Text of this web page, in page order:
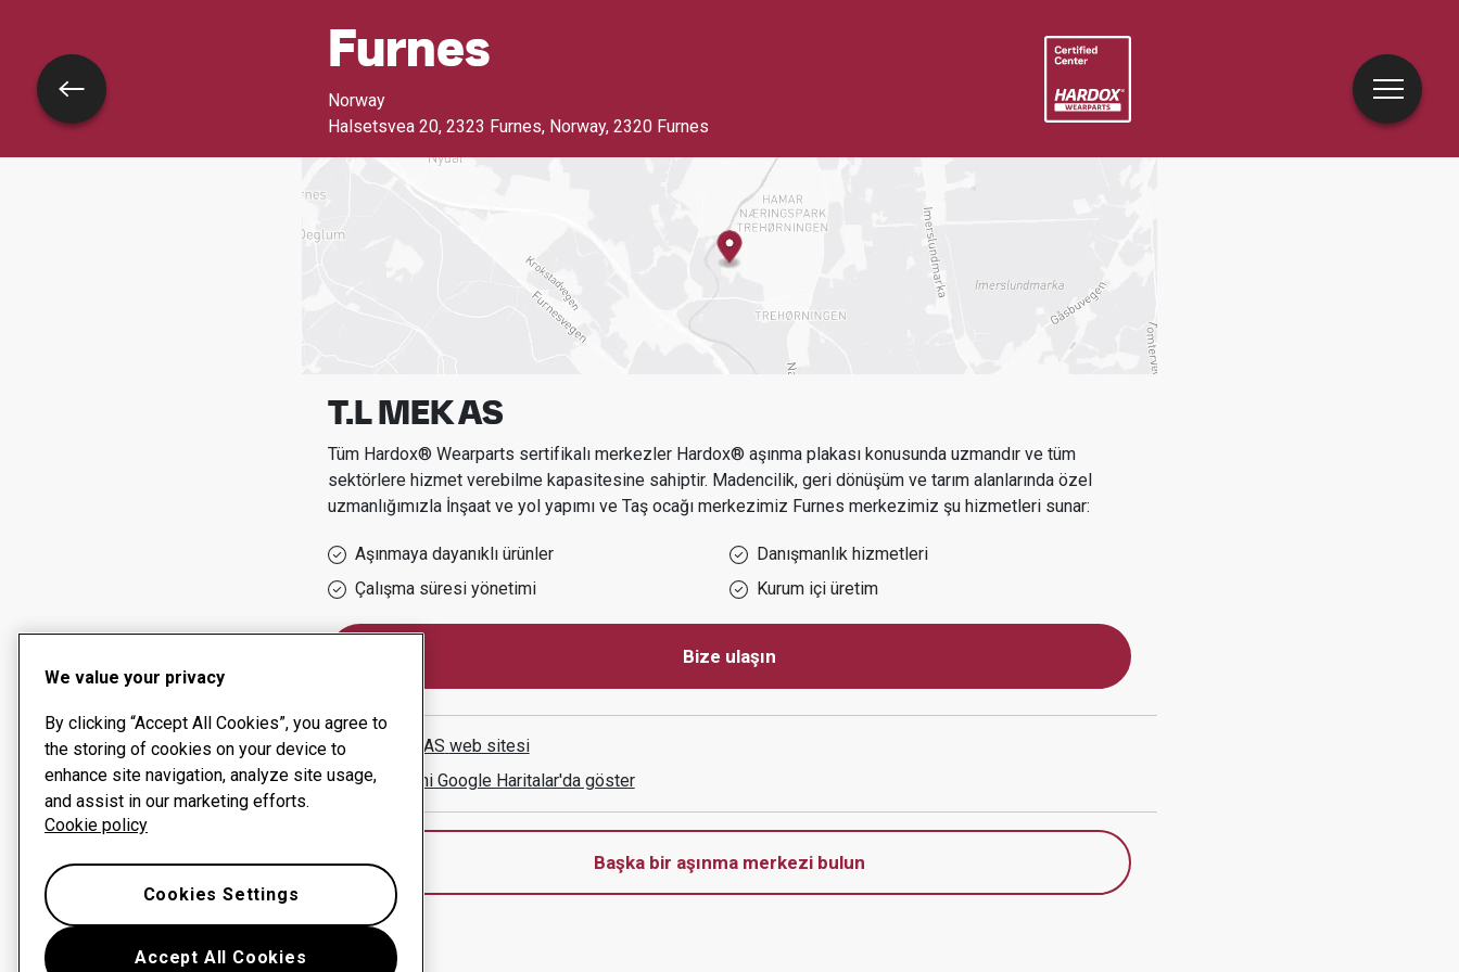
Furnes
Norway
Halsetsvea 20, 2323 Furnes, Norway, 2320 Furnes
T.L MEK AS
Tüm Hardox® Wearparts sertifikalı merkezler Hardox® aşınma plakası konusunda uzmandır ve tüm
sektörlere hizmet verebilme kapasitesine sahiptir. Madencilik, geri dönüşüm ve tarım alanlarında özel
uzmanlığımızla İnşaat ve yol yapımı ve Taş ocağı merkezimiz Furnes merkezimiz şu hizmetleri sunar:
Aşınmaya dayanıklı ürünler
Danışmanlık hizmetleri
Çalışma süresi yönetimi
Kurum içi üretim
Bize ulaşın
T.L MEK AS web sitesi
Yol tarifini Google Haritalar'da göster
Başka bir aşınma merkezi bulun
Geri dön
We value your privacy
By clicking “Accept All Cookies”, you agree to
the storing of cookies on your device to
enhance site navigation, analyze site usage,
and assist in our marketing efforts.
Cookie policy
Accept All Cookies
Cookies Settings